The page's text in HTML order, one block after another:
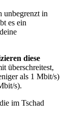
unbegrenzt in
es ein
diese
überschreitest,
als 1 Mbit/s)
s).
im Tschad